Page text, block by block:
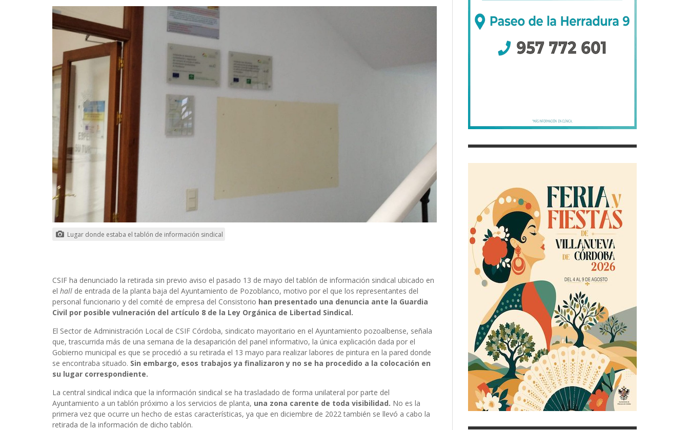
Lugar donde estaba el tablón de información sindical
CSIF ha denunciado la retirada sin previo aviso el pasado 13 de mayo del tablón de información sindical ubicado en
el hall de entrada de la planta baja del Ayuntamiento de Pozoblanco, motivo por el que los representantes del
personal funcionario y del comité de empresa del Consistorio han presentado una denuncia ante la Guardia
Civil por posible vulneración del artículo 8 de la Ley Orgánica de Libertad Sindical.
El Sector de Administración Local de CSIF Córdoba, sindicato mayoritario en el Ayuntamiento pozoalbense, señala
que, trascurrida más de una semana de la desaparición del panel informativo, la única explicación dada por el
Gobierno municipal es que se procedió a su retirada el 13 mayo para realizar labores de pintura en la pared donde
se encontraba situado. Sin embargo, esos trabajos ya finalizaron y no se ha procedido a la colocación en
su lugar correspondiente.
La central sindical indica que la información sindical se ha trasladado de forma unilateral por parte del
Ayuntamiento a un tablón próximo a los servicios de planta, una zona carente de toda visibilidad. No es la
primera vez que ocurre un hecho de estas características, ya que en diciembre de 2022 también se llevó a cabo la
retirada de la información de dicho tablón.